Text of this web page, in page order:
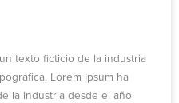
texto ficticio de la industria
Lorem Ipsum ha
la industria desde el año